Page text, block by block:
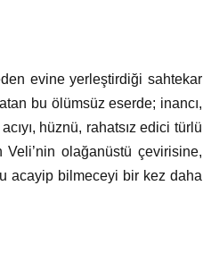
evine yerleştirdiği sahtekar
bu ölümsüz eserde; inancı,
hüznü, rahatsız edici türlü
Veli’nin olağanüstü çevirisine,
acayip bilmeceyi bir kez daha